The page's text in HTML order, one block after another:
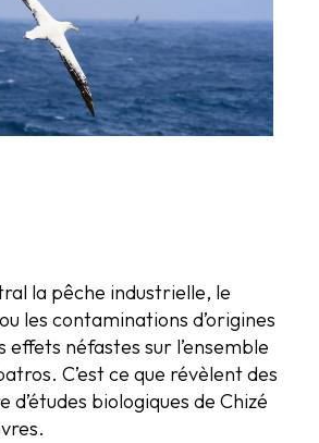
la pêche industrielle, le
les contaminations d’origines
effets néfastes sur l’ensemble
C’est ce que révèlent des
d’études biologiques de Chizé